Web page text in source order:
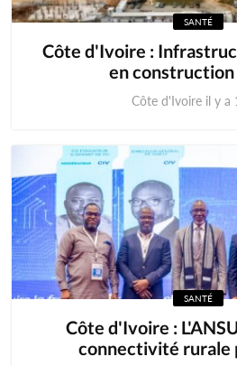
SANTÉ
Côte d'Ivoire :
en construction
Côte d'Ivoire il y a
SANTÉ
Côte d'Ivoire :
connectivité rurale